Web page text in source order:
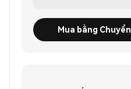
Mua bằng